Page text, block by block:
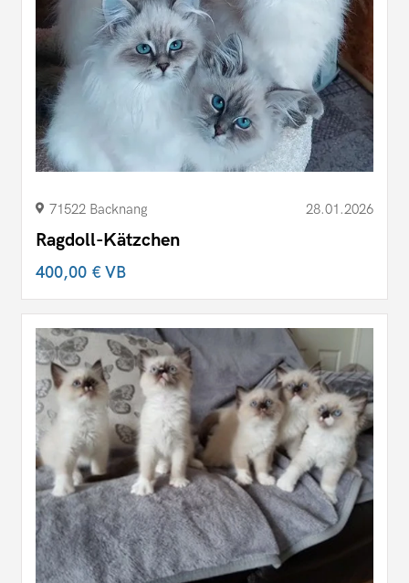
71522 Backnang 28.01.2026
Ragdoll-Kätzchen
400,00 €VB